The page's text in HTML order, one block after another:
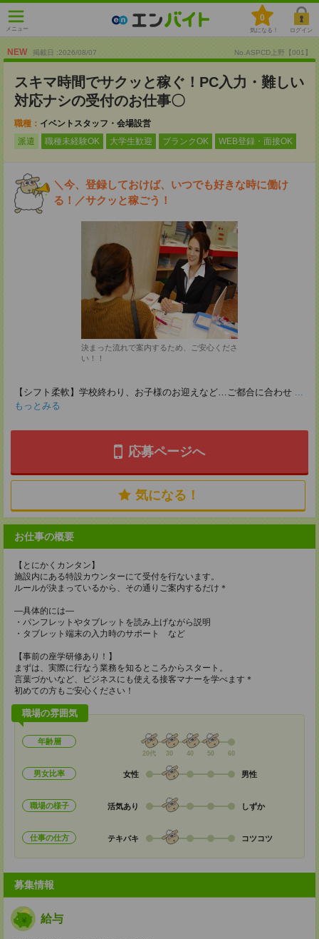
メニュー
0
気になる！ ログイン
NEW 掲載日 :2026/08/07 No.ASPCD上野【001】
スキマ時間でサクッと稼ぐ！PC入力・難しい
対応ナシの受付のお仕事〇
職種： イベントスタッフ・会場設営
派遣
職種未経験OK 大学生歓迎 ブランクOK WEB登録・面接OK
＼今、登録しておけば、いつでも好きな時に働け
る！／サクッと稼ごう！
決まった流れで案内するため、ご安心くださ
い！！
【シフト柔軟】学校終わり、お子様のお迎えなど…ご都合に合わせ ...
もっとみる
応募ページへ
気になる！
お仕事の概要
【とにかくカンタン】
施設内にある特設カウンターにて受付を行ないます。
ルールが決まっているから、その通りご案内するだけ＊
―具体的には―
・パンフレットやタブレットを読み上げながら説明
・タブレット端末の入力時のサポート など
【事前の座学研修あり！】
まずは、実際に行なう業務を知るところからスタート。
言葉づかいなど、ビジネスにも使える接客マナーを学べます＊
初めての方もご安心ください！
職場の雰囲気
年齢層
20代 30 40 50 60
男女比率 女性 男性
職場の様子 活気あり しずか
仕事の仕方 テキパキ コツコツ
募集情報
給与